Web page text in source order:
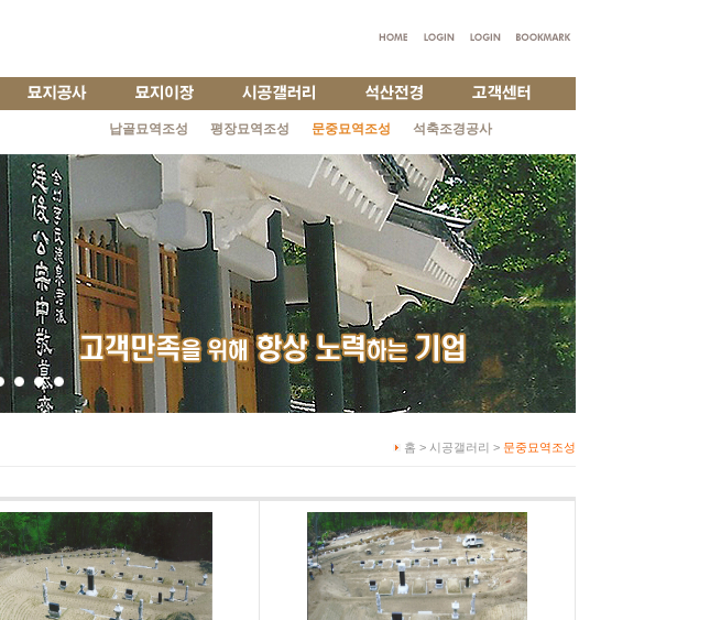
납골묘역조성 평장묘역조성 문중묘역조성 석축조경공사
홈 > 시공갤러리 > 문중묘역조성